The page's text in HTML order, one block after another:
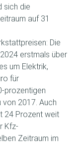
sich die
auf 31
Die
erstmals über
um Elektrik,
für
prozentigen
von 2017. Auch
24 Prozent weit
Kfz-
Zeitraum im